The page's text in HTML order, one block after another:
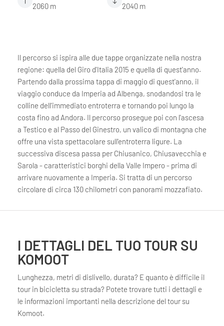
2060 m
2040 m
Il percorso si ispira alle due tappe organizzate nella nostra
regione: quella del Giro d'Italia 2015 e quella di quest'anno.
Partendo dalla prossima tappa di maggio di quest'anno, il
viaggio conduce da Imperia ad Albenga, snodandosi tra le
colline dell'immediato entroterra e tornando poi lungo la
costa fino ad Andora. Il percorso prosegue poi con l'ascesa
a Testico e al Passo del Ginestro, un valico di montagna che
offre una vista spettacolare sull'entroterra ligure. La
successiva discesa passa per Chiusanico, Chiusavecchia e
Sarola - caratteristici borghi della Valle Impero - prima di
arrivare nuovamente a Imperia. Si tratta di un percorso
circolare di circa 130 chilometri con panorami mozzafiato.
I DETTAGLI DEL TUO TOUR SU
KOMOOT
Lunghezza, metri di dislivello, durata? E quanto è difficile il
tour in bicicletta su strada? Potete trovare tutti i dettagli e
le informazioni importanti nella descrizione del tour su
Komoot.